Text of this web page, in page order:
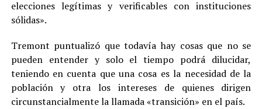
elecciones legítimas y verificables con instituciones
sólidas».
Tremont puntualizó que todavía hay cosas que no se
pueden entender y solo el tiempo podrá dilucidar,
teniendo en cuenta que una cosa es la necesidad de la
población y otra los intereses de quienes dirigen
circunstancialmente la llamada «transición» en el país.